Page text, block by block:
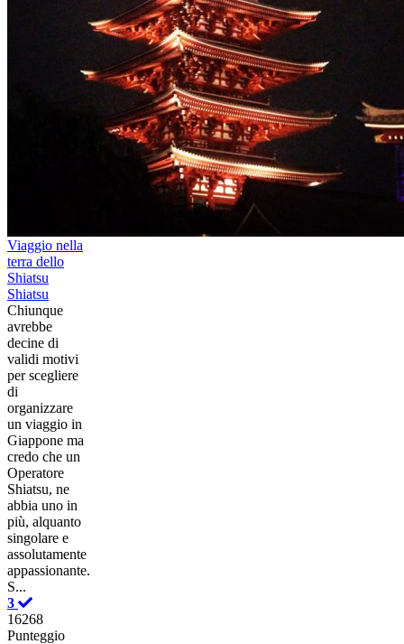
Viaggio nella
terra dello
Shiatsu
Shiatsu
Chiunque
avrebbe
decine di
validi motivi
per scegliere
di
organizzare
un viaggio in
Giappone ma
credo che un
Operatore
Shiatsu, ne
abbia uno in
più, alquanto
singolare e
assolutamente
appassionante.
S...
3
16268
Punteggio